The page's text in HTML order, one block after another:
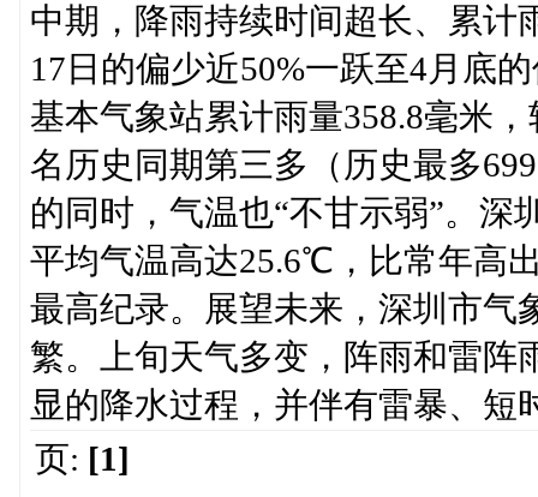
中期，降雨持续时间超长、累计
17日的偏少近50%一跃至4月底
基本气象站累计雨量358.8毫米
名历史同期第三多（历史最多
的同时，气温也“不甘示弱”。深
平均气温高达25.6℃，比常年高
最高纪录。展望未来，深圳市气
繁。上旬天气多变，阵雨和雷阵
显的降水过程，并伴有雷暴、短
页: [1]